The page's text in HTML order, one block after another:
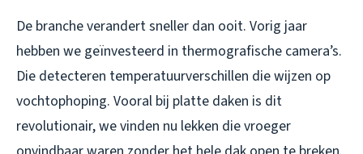
De branche verandert sneller dan ooit. Vorig jaar
hebben we geïnvesteerd in thermografische camera’s.
Die detecteren temperatuurverschillen die wijzen op
vochtophoping. Vooral bij platte daken is dit
revolutionair, we vinden nu lekken die vroeger